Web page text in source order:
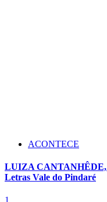
ACONTECE
LUIZA CANTANHÊDE,
Letras Vale do Pindaré